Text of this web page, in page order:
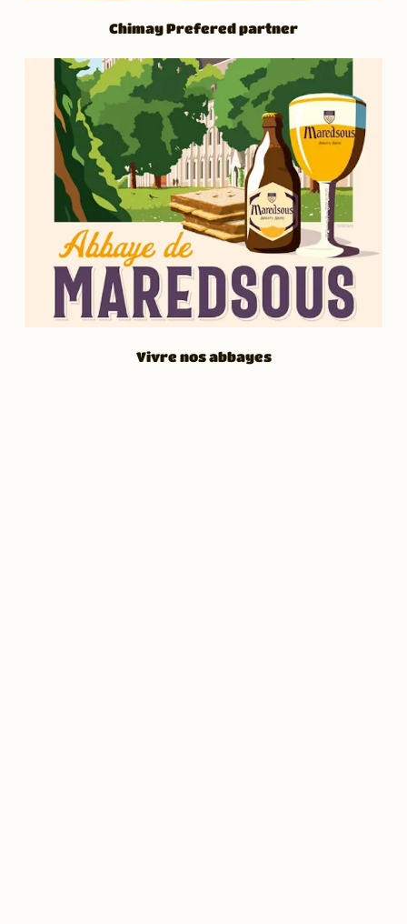
Chimay Prefered partner
Vivre nos abbayes